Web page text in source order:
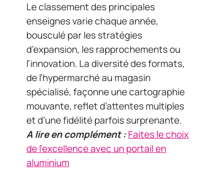
Le classement des principales
enseignes varie chaque année,
bousculé par les stratégies
d’expansion, les rapprochements ou
l’innovation. La diversité des formats,
de l’hypermarché au magasin
spécialisé, façonne une cartographie
mouvante, reflet d’attentes multiples
et d’une fidélité parfois surprenante.
A lire en complément :Faites le choix
de l'excellence avec un portail en
aluminium